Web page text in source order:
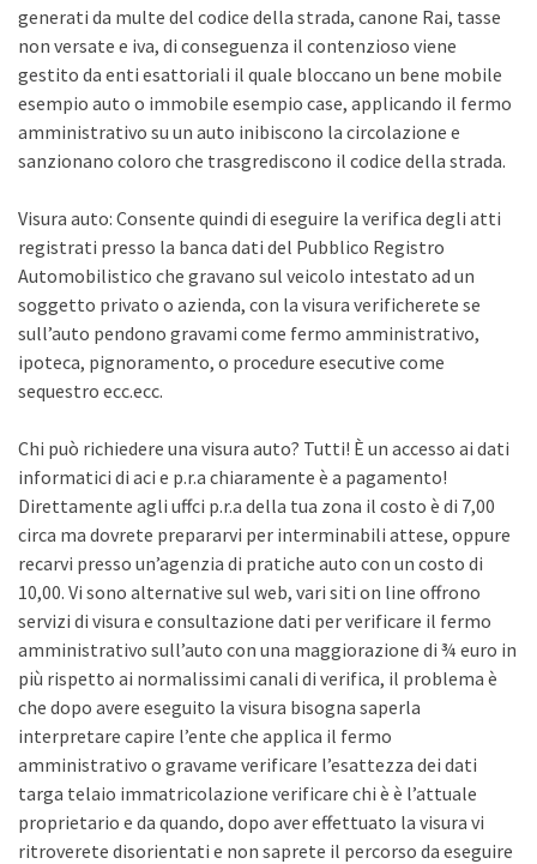
generati da multe del codice della strada, canone Rai, tasse
non versate e iva, di conseguenza il contenzioso viene
gestito da enti esattoriali il quale bloccano un bene mobile
esempio auto o immobile esempio case, applicando il fermo
amministrativo su un auto inibiscono la circolazione e
sanzionano coloro che trasgrediscono il codice della strada.
Visura auto: Consente quindi di eseguire la verifica degli atti
registrati presso la banca dati del Pubblico Registro
Automobilistico che gravano sul veicolo intestato ad un
soggetto privato o azienda, con la visura verificherete se
sull’auto pendono gravami come fermo amministrativo,
ipoteca, pignoramento, o procedure esecutive come
sequestro ecc.ecc.
Chi può richiedere una visura auto? Tutti! È un accesso ai dati
informatici di aci e p.r.a chiaramente è a pagamento!
Direttamente agli uffci p.r.a della tua zona il costo è di 7,00
circa ma dovrete prepararvi per interminabili attese, oppure
recarvi presso un’agenzia di pratiche auto con un costo di
10,00. Vi sono alternative sul web, vari siti on line offrono
servizi di visura e consultazione dati per verificare il fermo
amministrativo sull’auto con una maggiorazione di ¾ euro in
più rispetto ai normalissimi canali di verifica, il problema è
che dopo avere eseguito la visura bisogna saperla
interpretare capire l’ente che applica il fermo
amministrativo o gravame verificare l’esattezza dei dati
targa telaio immatricolazione verificare chi è è l’attuale
proprietario e da quando, dopo aver effettuato la visura vi
ritroverete disorientati e non saprete il percorso da eseguire